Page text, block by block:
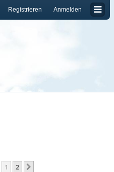
Anmelden
Registrieren
1 2